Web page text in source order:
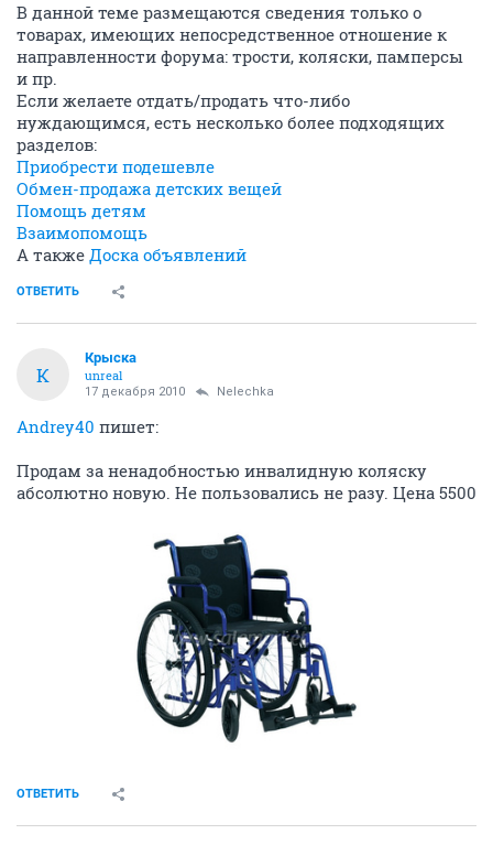
В данной теме размещаются сведения только о
товарах, имеющих непосредственное отношение к
направленности форума: трости, коляски, памперсы
и пр.
Если желаете отдать/продать что-либо
нуждающимся, есть несколько более подходящих
разделов:
Приобрести подешевле
Обмен-продажа детских вещей
Помощь детям
Взаимопомощь
А также Доска объявлений
ОТВЕТИТЬ
К
Крыска
unreal
17 декабря 2010 Nelechka
Andrey40 пишет:
Продам за ненадобностью инвалидную коляску
абсолютно новую. Не пользовались не разу. Цена 5500
ОТВЕТИТЬ